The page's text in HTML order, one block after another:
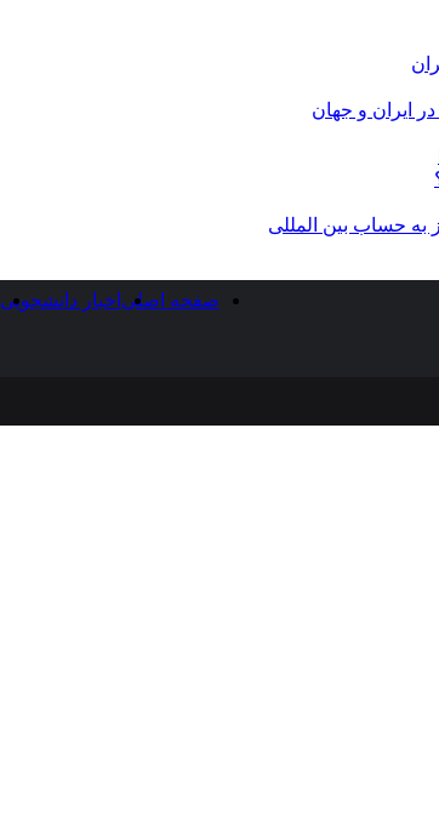
ایران و جهان
به حساب بین المللی
صفحه اصلی اخبار دانشجویی